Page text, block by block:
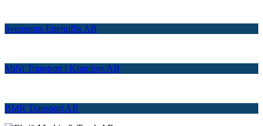
Svenssons Energiflis AB
MiNi Transport i Kramfors AB
BMR Transport AB